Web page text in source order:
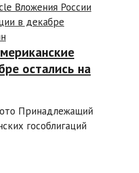
остались на
Принадлежащий
гособлигаций